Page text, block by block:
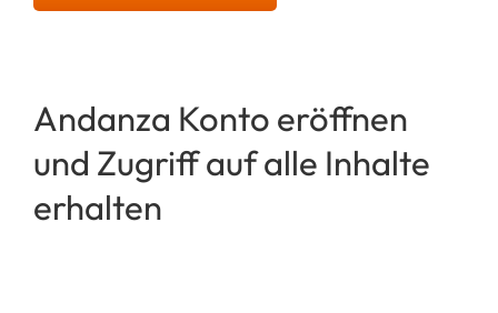
Andanza Konto eröffnen
und Zugriff auf alle Inhalte
erhalten